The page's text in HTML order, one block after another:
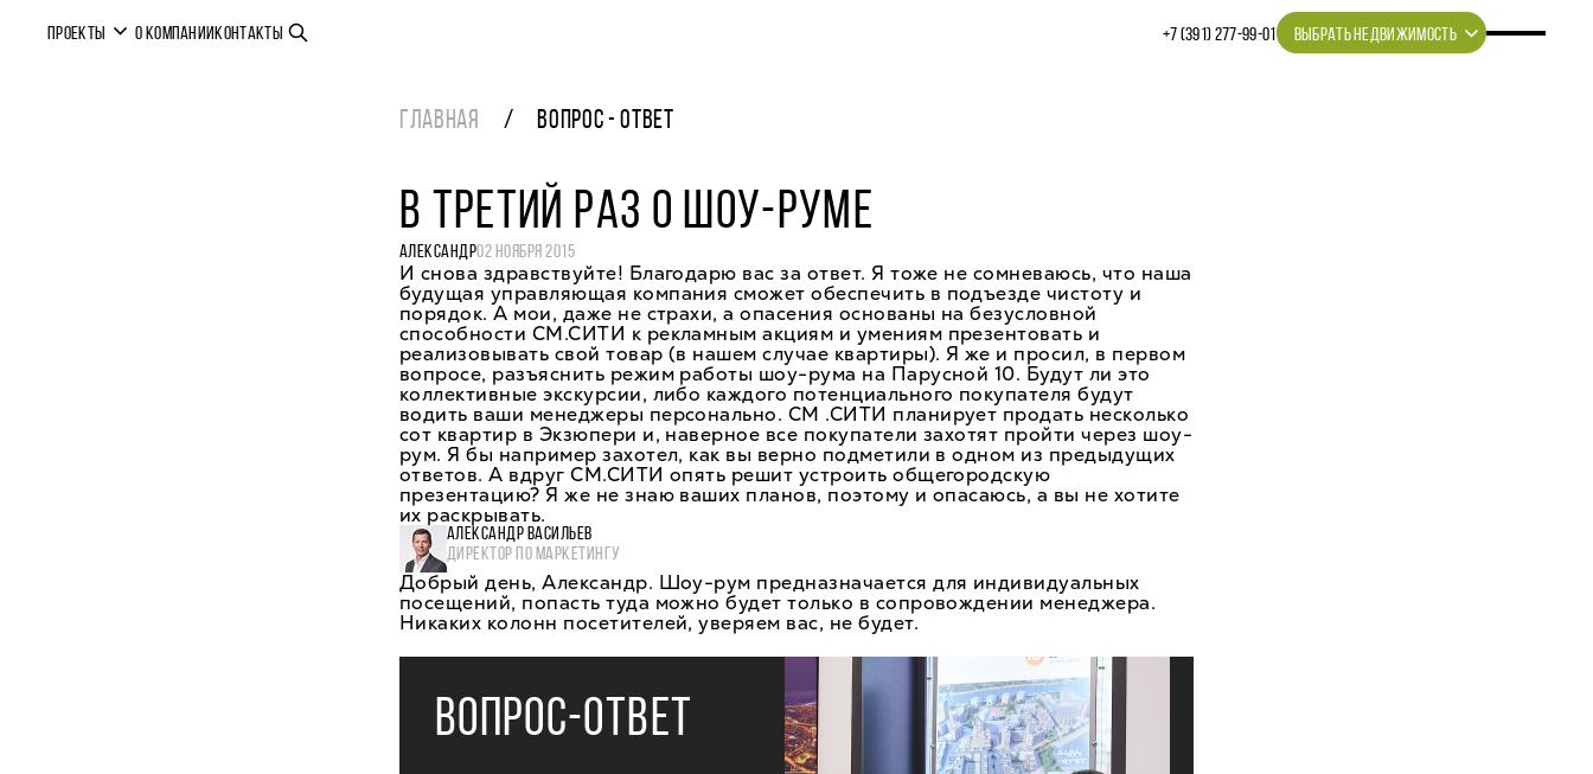
ПРОЕКТЫ О КОМПАНИИКОНТАКТЫ +7 (391) 277‒99‒01 ВЫБРАТЬ НЕДВИЖИМОСТЬ
ГЛАВНАЯ ВОПРОС - ОТВЕТ
В ТРЕТИЙ РАЗ О ШОУ-РУМЕ
АЛЕКСАНДР02 НОЯБРЯ 2015
И снова здравствуйте! Благодарю вас за ответ. Я тоже не сомневаюсь, что наша
будущая управляющая компания сможет обеспечить в подъезде чистоту и
порядок. А мои, даже не страхи, а опасения основаны на безусловной
способности СМ.СИТИ к рекламным акциям и умениям презентовать и
реализовывать свой товар (в нашем случае квартиры). Я же и просил, в первом
вопросе, разъяснить режим работы шоу-рума на Парусной 10. Будут ли это
коллективные экскурсии, либо каждого потенциального покупателя будут
водить ваши менеджеры персонально. СМ .СИТИ планирует продать несколько
сот квартир в Экзюпери и, наверное все покупатели захотят пройти через шоу-
рум. Я бы например захотел, как вы верно подметили в одном из предыдущих
ответов. А вдруг СМ.СИТИ опять решит устроить общегородскую
презентацию? Я же не знаю ваших планов, поэтому и опасаюсь, а вы не хотите
их раскрывать.
АЛЕКСАНДР ВАСИЛЬЕВ
ДИРЕКТОР ПО МАРКЕТИНГУ
Добрый день, Александр. Шоу-рум предназначается для индивидуальных
посещений, попасть туда можно будет только в сопровождении менеджера.
Никаких колонн посетителей, уверяем вас, не будет.
ВОПРОС-ОТВЕТ